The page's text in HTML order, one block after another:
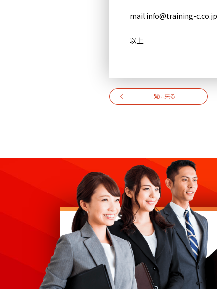
mail info@training-c.co.jp
以上
一覧に戻る